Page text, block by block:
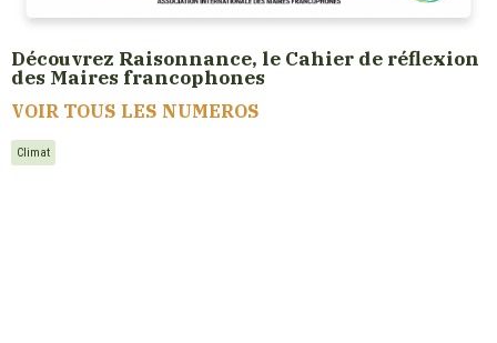
Découvrez Raisonnance, le Cahier de réflexion
des Maires francophones
VOIR TOUS LES NUMEROS
Climat